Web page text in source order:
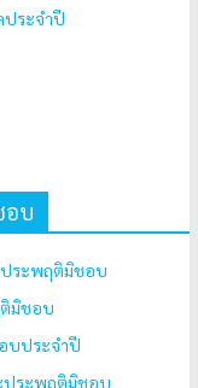
ระจำปี
อบ
ประพฤติมิชอบ
ติมิชอบ
บประจำปี
ะประพฤติมิชอบ